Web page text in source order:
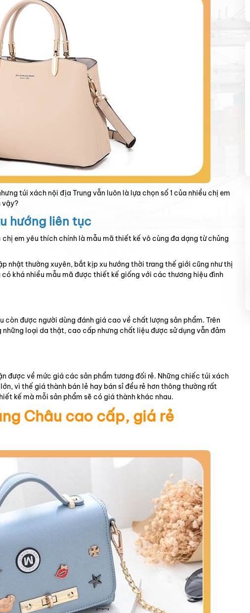
túi xách nội địa Trung vẫn luôn là lựa chọn số 1 của nhiều chị em
vậy?
hướng liên tục
em yêu thích chính là mẫu mã thiết kế vô cùng đa dạng từ chủng
nhật thường xuyên, bắt kịp xu hướng thời trang thế giới cũng như thị
khá nhiều mẫu mã được thiết kế giống với các thương hiệu đình
còn được người dùng đánh giá cao về chất lượng sản phẩm. Trên
loại da thật, cao cấp nhưng chất liệu được sử dụng vẫn đảm
được về mức giá các sản phẩm tương đối rẻ. Những chiếc túi xách
vì thế giá thành bán lẻ hay bán sỉ đều rẻ hơn thông thường rất
kế mà mỗi sản phẩm sẽ có giá thành khác nhau.
Châu cao cấp, giá rẻ